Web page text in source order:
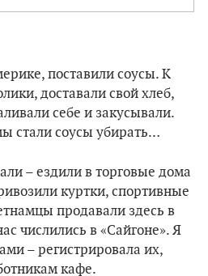
поставили соусы. К
доставали свой хлеб,
себе и закусывали.
стали соусы убирать…
– ездили в торговые дома
куртки, спортивные
продавали здесь в
числились в «Сайгоне». Я
– регистрировала их,
кафе.